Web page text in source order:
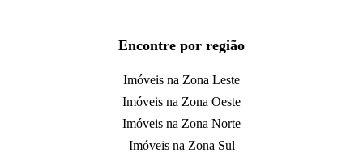
Encontre por região
Imóveis na Zona Leste
Imóveis na Zona Oeste
Imóveis na Zona Norte
Imóveis na Zona Sul